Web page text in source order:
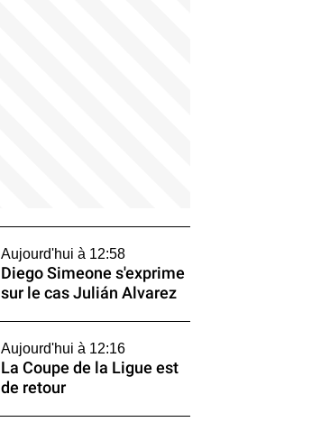
Aujourd'hui à 12:58
Diego Simeone s'exprime
sur le cas Julián Alvarez
Aujourd'hui à 12:16
La Coupe de la Ligue est
de retour